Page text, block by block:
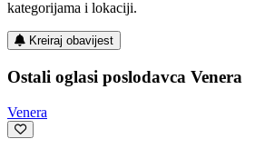
kategorijama i lokaciji.
Kreiraj obavijest
Ostali oglasi poslodavca Venera
Venera